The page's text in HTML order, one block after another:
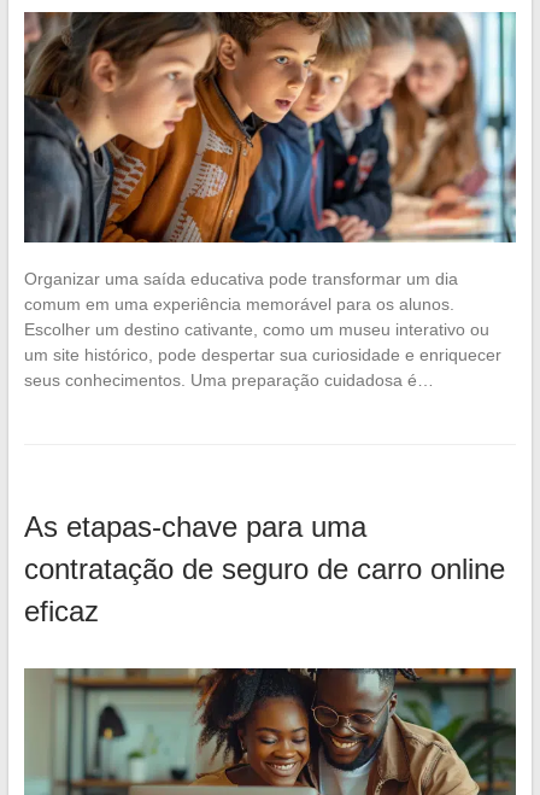
Organizar uma saída educativa pode transformar um dia
comum em uma experiência memorável para os alunos.
Escolher um destino cativante, como um museu interativo ou
um site histórico, pode despertar sua curiosidade e enriquecer
seus conhecimentos. Uma preparação cuidadosa é…
As etapas-chave para uma
contratação de seguro de carro online
eficaz